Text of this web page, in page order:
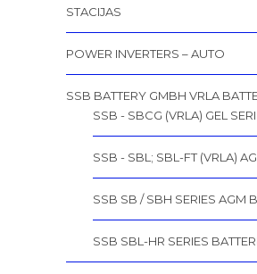
STACIJAS
POWER INVERTERS – AUTO
SSB BATTERY GMBH VRLA
SSB - SBCG (VRLA) GEL
SSB - SBL; SBL-FT (VRLA)
SSB SB / SBH SERIES AGM
SSB SBL-HR SERIES